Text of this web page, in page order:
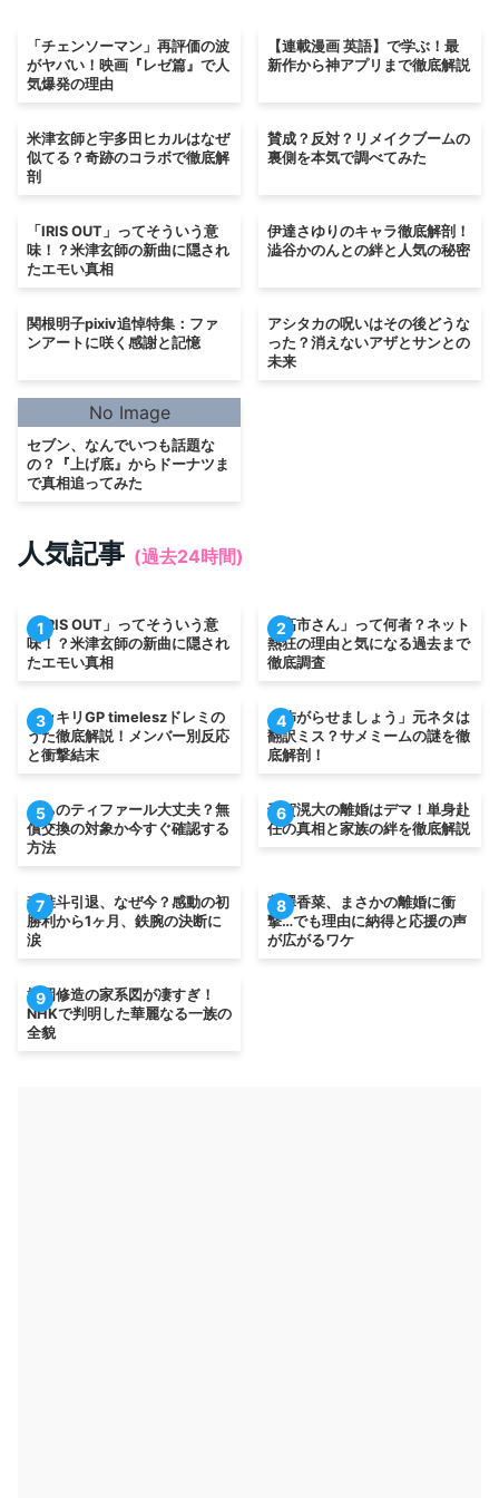
「チェンソーマン」再評価の波
がヤバい！映画『レゼ篇』で人
気爆発の理由
【連載漫画 英語】で学ぶ！最
新作から神アプリまで徹底解説
米津玄師と宇多田ヒカルはなぜ
似てる？奇跡のコラボで徹底解
剖
賛成？反対？リメイクブームの
裏側を本気で調べてみた
「IRIS OUT」ってそういう意
味！？米津玄師の新曲に隠され
たエモい真相
伊達さゆりのキャラ徹底解剖！
澁谷かのんとの絆と人気の秘密
関根明子pixiv追悼特集：ファ
ンアートに咲く感謝と記憶
アシタカの呪いはその後どうな
った？消えないアザとサンとの
未来
No Image
セブン、なんでいつも話題な
の？『上げ底』からドーナツま
で真相追ってみた
人気記事 (過去24時間)
1
「IRIS OUT」ってそういう意
味！？米津玄師の新曲に隠され
たエモい真相
2
「高市さん」って何者？ネット
熱狂の理由と気になる過去まで
徹底調査
3
ドッキリGP timeleszドレミの
うた徹底解説！メンバー別反応
と衝撃結末
4
「怖がらせましょう」元ネタは
翻訳ミス？サメミームの謎を徹
底解剖！
5
うちのティファール大丈夫？無
償交換の対象か今すぐ確認する
方法
6
千賀滉大の離婚はデマ！単身赴
任の真相と家族の絆を徹底解説
7
森唯斗引退、なぜ今？感動の初
勝利から1ヶ月、鉄腕の決断に
涙
8
花澤香菜、まさかの離婚に衝
撃…でも理由に納得と応援の声
が広がるワケ
9
松岡修造の家系図が凄すぎ！
NHKで判明した華麗なる一族の
全貌